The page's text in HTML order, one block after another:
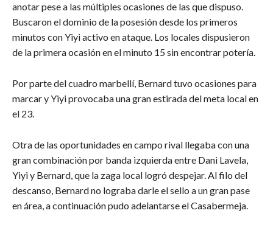
anotar pese a las múltiples ocasiones de las que dispuso.
Buscaron el dominio de la posesión desde los primeros
minutos con Yiyi activo en ataque. Los locales dispusieron
de la primera ocasión en el minuto 15 sin encontrar potería.
Por parte del cuadro marbellí, Bernard tuvo ocasiones para
marcar y Yiyi provocaba una gran estirada del meta local en
el 23.
Otra de las oportunidades en campo rival llegaba con una
gran combinación por banda izquierda entre Dani Lavela,
Yiyi y Bernard, que la zaga local logró despejar. Al filo del
descanso, Bernard no lograba darle el sello a un gran pase
en área, a continuación pudo adelantarse el Casabermeja.